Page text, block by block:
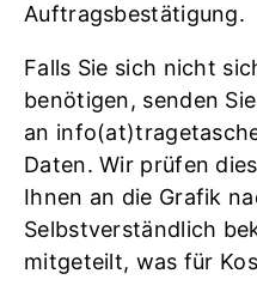
Auftragsbestätigung.
Falls Sie sich nicht
benötigen, senden
an
Daten. Wir prüfen
Ihnen an die Grafik
Selbstverständlich
mitgeteilt, was für